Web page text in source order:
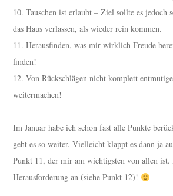
10. Tauschen ist erlaubt – Ziel sollte es jedoch
das Haus verlassen, als wieder rein kommen.
11. Herausfinden, was mir wirklich Freude
finden!
12. Von Rückschlägen nicht komplett
weitermachen!
Im Januar habe ich schon fast alle Punkte
geht es so weiter. Vielleicht klappt es dann ja
Punkt 11, der mir am wichtigsten von allen ist.
Herausforderung an (siehe Punkt 12)!